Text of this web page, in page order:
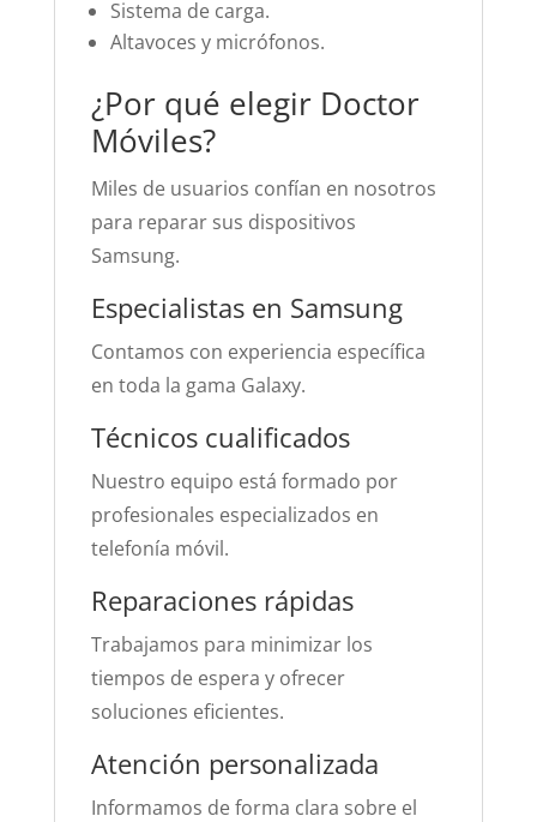
Sistema de carga.
Altavoces y micrófonos.
¿Por qué elegir Doctor
Móviles?
Miles de usuarios confían en nosotros
para reparar sus dispositivos
Samsung.
Especialistas en Samsung
Contamos con experiencia específica
en toda la gama Galaxy.
Técnicos cualificados
Nuestro equipo está formado por
profesionales especializados en
telefonía móvil.
Reparaciones rápidas
Trabajamos para minimizar los
tiempos de espera y ofrecer
soluciones eficientes.
Atención personalizada
Informamos de forma clara sobre el